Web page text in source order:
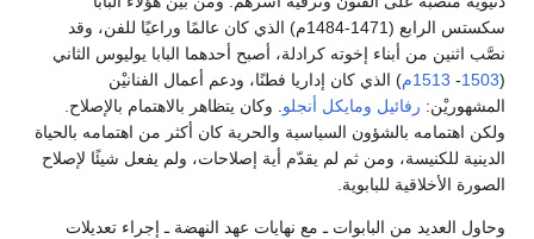
سكستس الرابع (1471-1484م) الذي كان عالمًا وراعيًا للفن، وقد
نصَّب اثنين من أبناء إخوته كرادلة، أصبح أحدهما البابا يوليوس الثاني
(
1503
- 1513م
) الذي كان إداريا فطنًا، ودعم أعمال الفنانيْن
المشهوريْن: رفائيل ومايكل أنجلو . وكان يتظاهر بالاهتمام بالإصلاح.
ولكن اهتمامه بالشؤون السياسية والحرية كان أكثر من اهتمامه بالحياة
الدينية للكنيسة، ومن ثم لم يقدّم أية إصلاحات، ولم يفعل شيئًا لإصلاح
الصورة الأخلاقية للبابوية.
وحاول العديد من البابوات ـ مع نهايات عهد النهضة ـ إجراء تعديلات